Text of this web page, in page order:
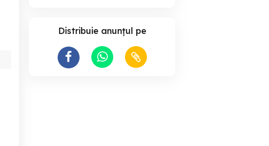
Distribuie anunțul pe